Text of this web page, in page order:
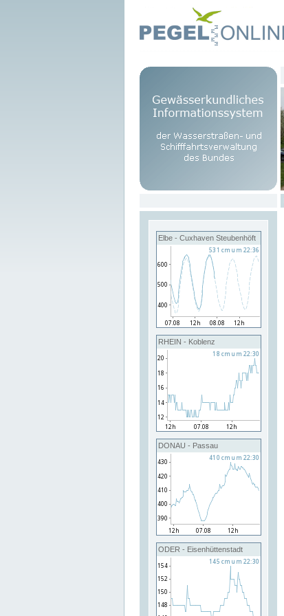
Elbe - Cuxhaven Steubenhöft
RHEIN - Koblenz
DONAU - Passau
ODER - Eisenhüttenstadt